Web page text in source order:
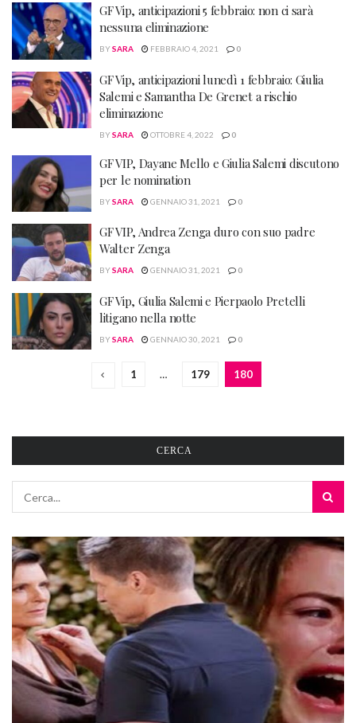
GF Vip, anticipazioni 5 febbraio: non ci sarà
nessuna eliminazione
BYSARA FEBBRAIO 4, 2021 0
GF Vip, anticipazioni lunedì 1 febbraio: Giulia
Salemi e Samantha De Grenet a rischio
eliminazione
BYSARA OTTOBRE 4, 2022 0
GF VIP, Dayane Mello e Giulia Salemi discutono
per le nomination
BYSARA GENNAIO 31, 2021 0
GF VIP, Andrea Zenga duro con suo padre
Walter Zenga
BYSARA GENNAIO 31, 2021 0
GF Vip, Giulia Salemi e Pierpaolo Pretelli
litigano nella notte
BYSARA GENNAIO 30, 2021 0
1 … 179 180
CERCA